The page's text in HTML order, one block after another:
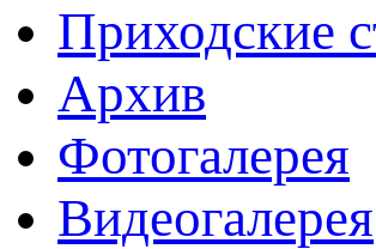
Приходские
Архив
Фотогалерея
Видеогалерея